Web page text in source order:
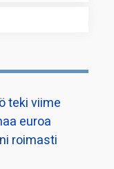
teki viime
euroa
roimasti